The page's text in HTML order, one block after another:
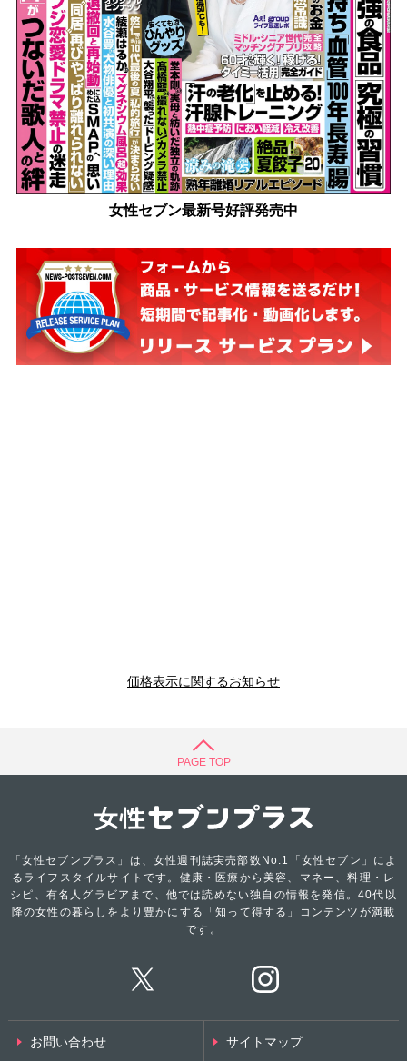
女性セブン最新号好評発売中
価格表示に関するお知らせ
PAGE TOP
「女性セブンプラス」は、女性週刊誌実売部数No.1「女性セブン」によ
るライフスタイルサイトです。健康・医療から美容、マネー、料理・レ
シピ、有名人グラビアまで、他では読めない独自の情報を発信。40代以
降の女性の暮らしをより豊かにする「知って得する」コンテンツが満載
です。
お問い合わせ サイトマップ